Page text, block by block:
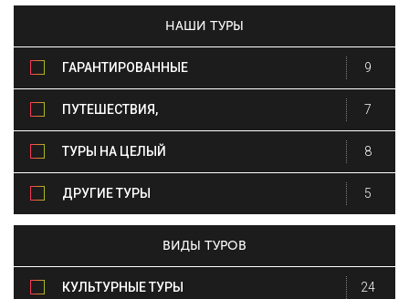
НАШИ ТУРЫ
ГАРАНТИРОВАННЫЕ
ОТЪЕЗДЫ
9
ПУТЕШЕСТВИЯ,
СВЯЗАННЫЕ С
СОБЫТИЯМИ
7
ТУРЫ НА ЦЕЛЫЙ
ДЕНЬ
8
ДРУГИЕ ТУРЫ 5
ВИДЫ ТУРОВ
КУЛЬТУРНЫЕ ТУРЫ 24